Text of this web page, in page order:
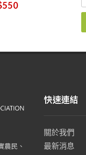
農民、
快速連結
關於我們
最新消息